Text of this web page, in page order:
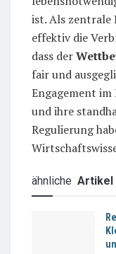
ist. Als zentrale
effektiv die
dass der
fair und
Engagement im
und ihre
Regulierung
ähnliche Artikel